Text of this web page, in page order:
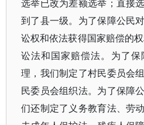
选举已改为差额选举；直接
到了县一级。为了保障公民
讼权和依法获得国家赔偿的
讼法和国家赔偿法。为了
理，我们制定了村民委员会
民委员会组织法。为了保障
们还制定了义务教育法、劳